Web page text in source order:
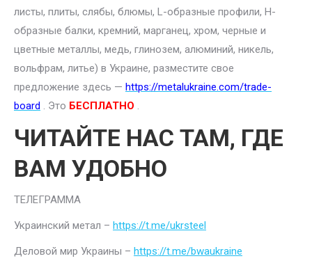
листы, плиты, слябы, блюмы, L-образные профили, H-
образные балки, кремний, марганец, хром, черные и
цветные металлы, медь, глинозем, алюминий, никель,
вольфрам, литье) в Украине, разместите свое
предложение здесь — https://metalukraine.com/trade-
board . Это БЕСПЛАТНО .
ЧИТАЙТЕ НАС ТАМ, ГДЕ
ВАМ УДОБНО
ТЕЛЕГРАММА
Украинский метал – https://t.me/ukrsteel
Деловой мир Украины – https://t.me/bwaukraine